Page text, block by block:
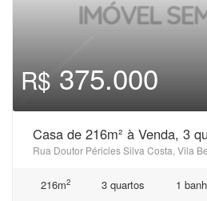
R$375.000
Casa de 216m² à Venda, 3
Rua Doutor Péricles Silva Costa, Vila
216m2 3 quartos
1